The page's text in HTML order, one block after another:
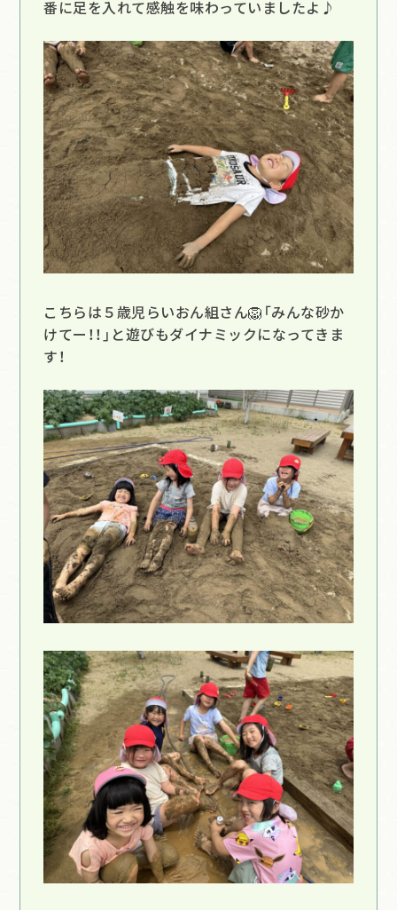
番に足を入れて感触を味わっていましたよ♪
こちらは５歳児らいおん組さん🦁「みんな砂か
けてー！！」と遊びもダイナミックになってきま
す！